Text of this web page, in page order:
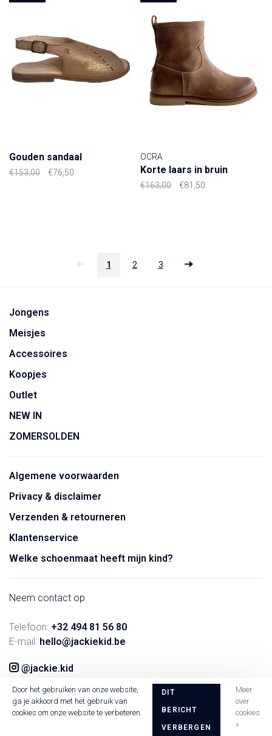
Gouden sandaal
€153,00 €76,50
OCRA
Korte laars in bruin
€163,00 €81,50
1 2 3
Jongens
Meisjes
Accessoires
Koopjes
Outlet
NEW IN
ZOMERSOLDEN
Algemene voorwaarden
Privacy & disclaimer
Verzenden & retourneren
Klantenservice
Welke schoenmaat heeft mijn kind?
Neem contact op
Telefoon: +32 494 81 56 80
E-mail: hello@jackiekid.be
@jackie.kid
Door het gebruiken van onze website,
ga je akkoord met het gebruik van
cookies om onze website te verbeteren.
DIT
BERICHT
VERBERGEN
Meer
over
cookies
»